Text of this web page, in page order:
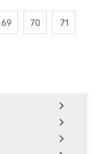
69 70 71